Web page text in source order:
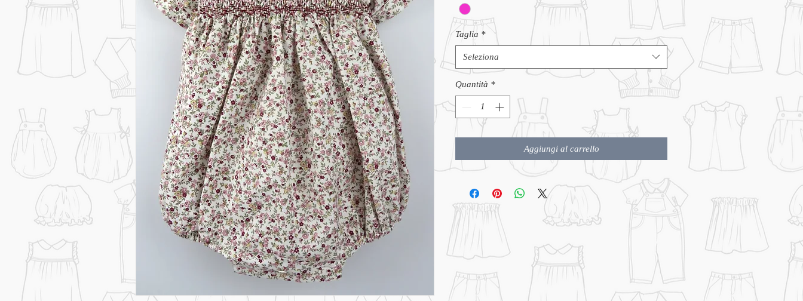
Taglia *
Seleziona
Quantità *
Aggiungi al carrello